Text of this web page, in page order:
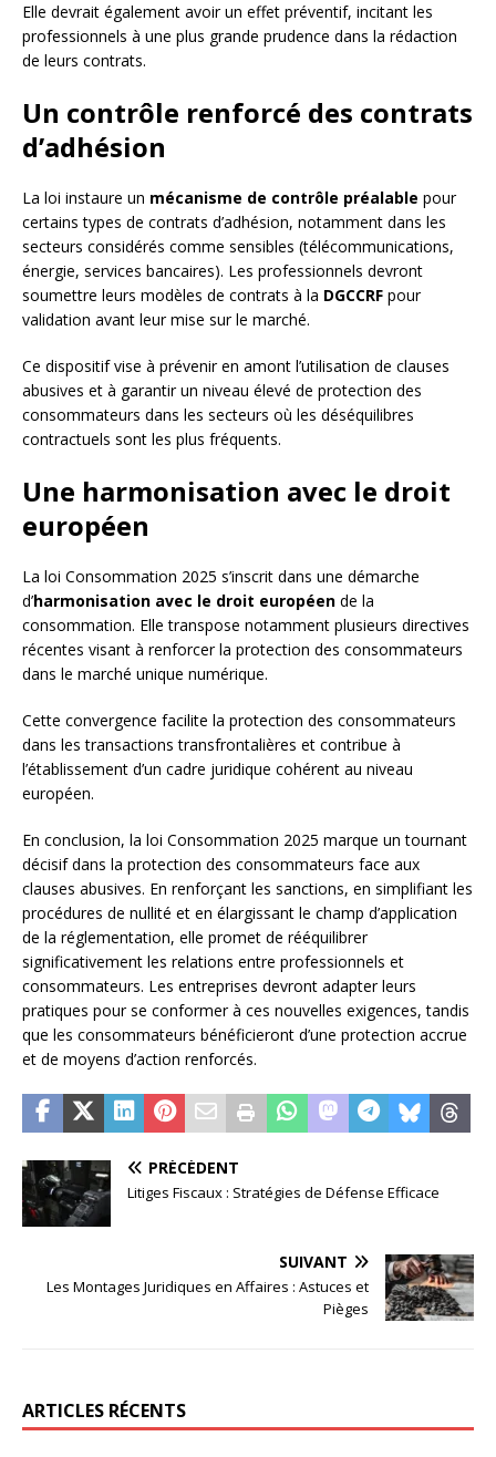
Elle devrait également avoir un effet préventif, incitant les
professionnels à une plus grande prudence dans la rédaction
de leurs contrats.
Un contrôle renforcé des contrats
d’adhésion
La loi instaure un mécanisme de contrôle préalable pour
certains types de contrats d’adhésion, notamment dans les
secteurs considérés comme sensibles (télécommunications,
énergie, services bancaires). Les professionnels devront
soumettre leurs modèles de contrats à la DGCCRF pour
validation avant leur mise sur le marché.
Ce dispositif vise à prévenir en amont l’utilisation de clauses
abusives et à garantir un niveau élevé de protection des
consommateurs dans les secteurs où les déséquilibres
contractuels sont les plus fréquents.
Une harmonisation avec le droit
européen
La loi Consommation 2025 s’inscrit dans une démarche
d’harmonisation avec le droit européen de la
consommation. Elle transpose notamment plusieurs directives
récentes visant à renforcer la protection des consommateurs
dans le marché unique numérique.
Cette convergence facilite la protection des consommateurs
dans les transactions transfrontalières et contribue à
l’établissement d’un cadre juridique cohérent au niveau
européen.
En conclusion, la loi Consommation 2025 marque un tournant
décisif dans la protection des consommateurs face aux
clauses abusives. En renforçant les sanctions, en simplifiant les
procédures de nullité et en élargissant le champ d’application
de la réglementation, elle promet de rééquilibrer
significativement les relations entre professionnels et
consommateurs. Les entreprises devront adapter leurs
pratiques pour se conformer à ces nouvelles exigences, tandis
que les consommateurs bénéficieront d’une protection accrue
et de moyens d’action renforcés.
PRÉCÉDENT
Litiges Fiscaux : Stratégies de Défense Efficace
SUIVANT
Les Montages Juridiques en Affaires : Astuces et
Pièges
ARTICLES RÉCENTS